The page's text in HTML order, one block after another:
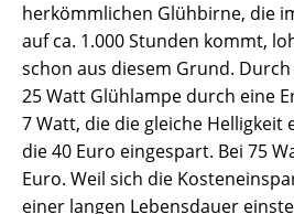
herkömmlichen Glühbirne, die
auf ca. 1.000 Stunden kommt,
schon aus diesem Grund.
25 Watt Glühlampe durch eine
7 Watt, die die gleiche Helligkeit
die 40 Euro eingespart. Bei 75
Euro. Weil sich die
einer langen Lebensdauer